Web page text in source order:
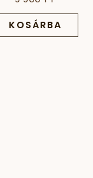
KOSÁRBA